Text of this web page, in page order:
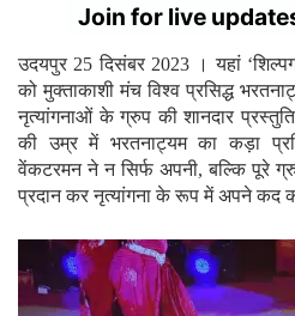
Join for live
उदयपुर 25 दिसंबर 2023 । यहां
को मुक्ताकाशी मंच विश्व प्रसिद्ध
नृत्यांगनाओं के ग्रुप की शानदार
की उम्र में भरतनाट्यम का कड़ा
वेंकटरमन ने न सिर्फ अपनी, बल्कि पूरे
प्रदान कर नृत्यांगना के रूप में अपने कद